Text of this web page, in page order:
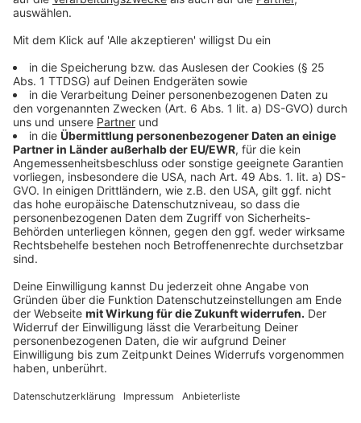
Zustimmung, um den YouTube
Video-Service zu laden!
Wir verwenden einen Service eines
Drittanbieters, um Videoinhalte
einzubetten. Dieser Service kann
Daten zu Ihren Aktivitäten
sammeln. Bitte lesen Sie die
Details durch und stimmen Sie der
Nutzung des Service zu, um dieses
Video anzusehen.
Akzeptieren
powered byUsercentrics Consent
Management Platform
Anzeige
Zustimmung, um den YouTube